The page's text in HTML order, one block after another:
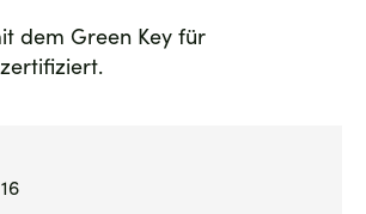
dem Green Key für